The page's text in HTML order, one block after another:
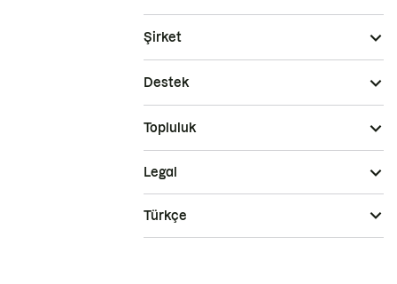
Şirket
Destek
Topluluk
Legal
Türkçe